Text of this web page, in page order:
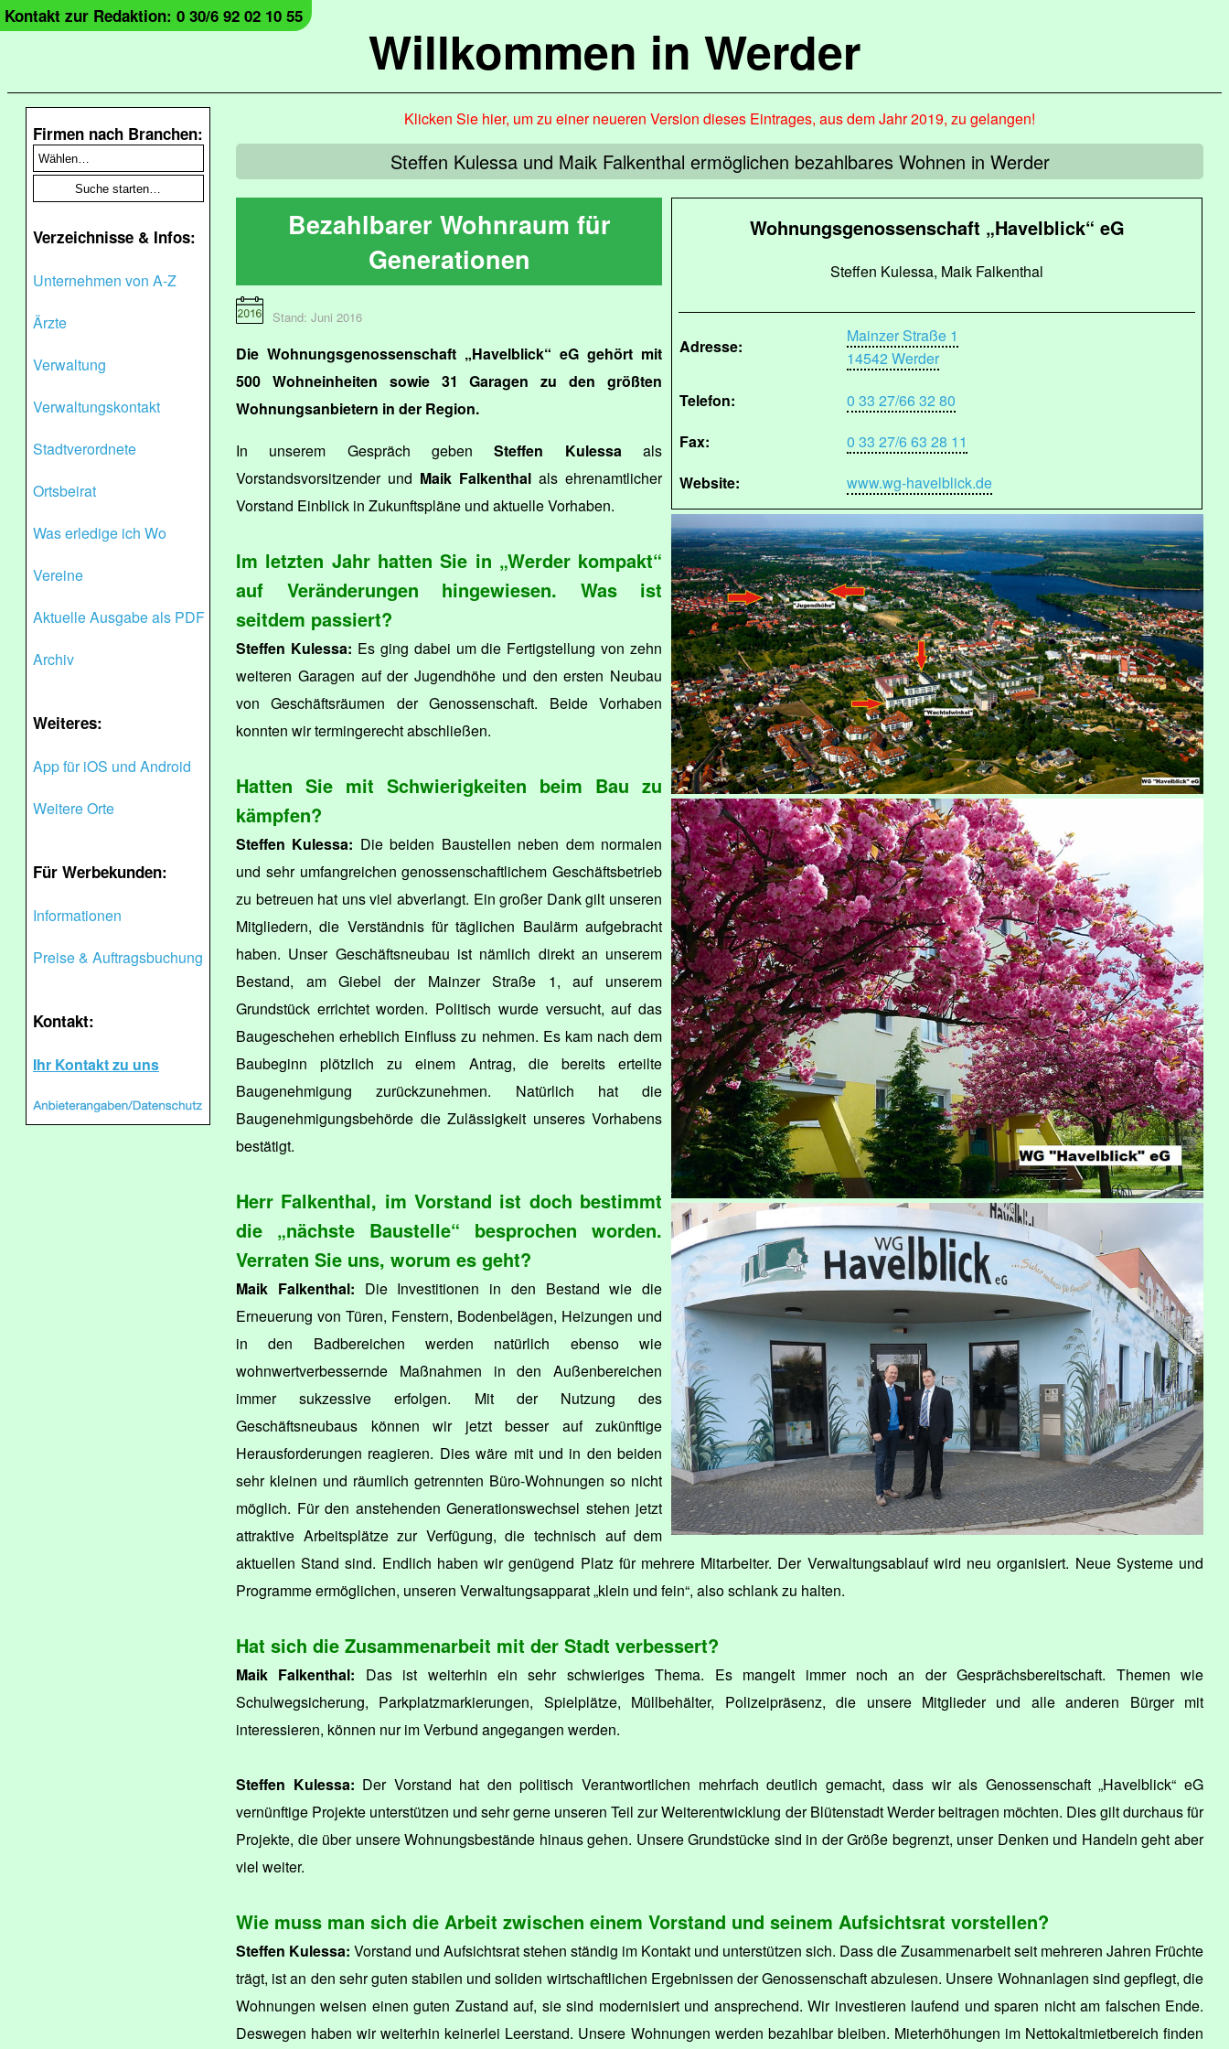
Willkommen in Werder
Kontakt zur Redaktion: 0 30/6 92 02 10 55
Firmen nach Branchen:
Verzeichnisse & Infos:
Unternehmen von A-Z
Ärzte
Verwaltung
Verwaltungskontakt
Stadtverordnete
Ortsbeirat
Was erledige ich Wo
Vereine
Aktuelle Ausgabe als PDF
Archiv
Weiteres:
App für iOS und Android
Weitere Orte
Für Werbekunden:
Informationen
Preise & Auftragsbuchung
Kontakt:
Ihr Kontakt zu uns
Klicken Sie hier, um zu einer neueren Version dieses Eintrages, aus dem Jahr 2019, zu gelangen!
Steffen Kulessa und Maik Falkenthal ermöglichen bezahlbares Wohnen in Werder
Wohnungsgenossenschaft „Havelblick“ eG
Steffen Kulessa, Maik Falkenthal
Adresse:
Mainzer Straße 1
14542 Werder
Telefon:
0 33 27/66 32 80
Fax:
0 33 27/6 63 28 11
Website:
www.wg-havelblick.de
Bezahlbarer Wohnraum für
Generationen
Stand: Juni 2016
Die Wohnungsgenossenschaft „Havelblick“ eG gehört mit
500 Wohneinheiten sowie 31 Garagen zu den größten
Wohnungsanbietern in der Region.
In unserem Gespräch gebenSteffen Kulessaals
Vorstandsvorsitzender und Maik Falkenthal als ehrenamtlicher
Vorstand Einblick in Zukunftspläne und aktuelle Vorhaben.
Im letzten Jahr hatten Sie in „Werder kompakt“
auf Veränderungen hingewiesen. Was ist
seitdem passiert?
Steffen Kulessa: Es ging dabei um die Fertigstellung von zehn
weiteren Garagen auf der Jugendhöhe und den ersten Neubau
von Geschäftsräumen der Genossenschaft. Beide Vorhaben
konnten wir termingerecht abschließen.
Hatten Sie mit Schwierigkeiten beim Bau zu
kämpfen?
Steffen Kulessa: Die beiden Baustellen neben dem normalen
und sehr umfangreichen genossenschaftlichem Geschäftsbetrieb
zu betreuen hat uns viel abverlangt. Ein großer Dank gilt unseren
Mitgliedern, die Verständnis für täglichen Baulärm aufgebracht
haben. Unser Geschäftsneubau ist nämlich direkt an unserem
Bestand, am Giebel der Mainzer Straße 1, auf unserem
Grundstück errichtet worden. Politisch wurde versucht, auf das
Baugeschehen erheblich Einfluss zu nehmen. Es kam nach dem
Baubeginn plötzlich zu einem Antrag, die bereits erteilte
Baugenehmigung zurückzunehmen. Natürlich hat die
Baugenehmigungsbehörde die Zulässigkeit unseres Vorhabens
bestätigt.
Herr Falkenthal, im Vorstand ist doch bestimmt
die „nächste Baustelle“ besprochen worden.
Verraten Sie uns, worum es geht?
Maik Falkenthal: Die Investitionen in den Bestand wie die
Erneuerung von Türen, Fenstern, Bodenbelägen, Heizungen und
in den Badbereichen werden natürlich ebenso wie
wohnwertverbessernde Maßnahmen in den Außenbereichen
immer sukzessive erfolgen. Mit der Nutzung des
Geschäftsneubaus können wir jetzt besser auf zukünftige
Herausforderungen reagieren. Dies wäre mit und in den beiden
sehr kleinen und räumlich getrennten Büro-Wohnungen so nicht
möglich. Für den anstehenden Generationswechsel stehen jetzt
attraktive Arbeitsplätze zur Verfügung, die technisch auf dem
aktuellen Stand sind. Endlich haben wir genügend Platz für mehrere Mitarbeiter. Der Verwaltungsablauf wird neu organisiert. Neue Systeme und
Programme ermöglichen, unseren Verwaltungsapparat „klein und fein“, also schlank zu halten.
Hat sich die Zusammenarbeit mit der Stadt verbessert?
Maik Falkenthal: Das ist weiterhin ein sehr schwieriges Thema. Es mangelt immer noch an der Gesprächsbereitschaft. Themen wie
Schulwegsicherung, Parkplatzmarkierungen, Spielplätze, Müllbehälter, Polizeipräsenz, die unsere Mitglieder und alle anderen Bürger mit
interessieren, können nur im Verbund angegangen werden.
Steffen Kulessa: Der Vorstand hat den politisch Verantwortlichen mehrfach deutlich gemacht, dass wir als Genossenschaft „Havelblick“ eG
vernünftige Projekte unterstützen und sehr gerne unseren Teil zur Weiterentwicklung der Blütenstadt Werder beitragen möchten. Dies gilt durchaus für
Projekte, die über unsere Wohnungsbestände hinaus gehen. Unsere Grundstücke sind in der Größe begrenzt, unser Denken und Handeln geht aber
viel weiter.
Wie muss man sich die Arbeit zwischen einem Vorstand und seinem Aufsichtsrat vorstellen?
Steffen Kulessa: Vorstand und Aufsichtsrat stehen ständig im Kontakt und unterstützen sich. Dass die Zusammenarbeit seit mehreren Jahren Früchte
trägt, ist an den sehr guten stabilen und soliden wirtschaftlichen Ergebnissen der Genossenschaft abzulesen. Unsere Wohnanlagen sind gepflegt, die
Wohnungen weisen einen guten Zustand auf, sie sind modernisiert und ansprechend. Wir investieren laufend und sparen nicht am falschen Ende.
Deswegen haben wir weiterhin keinerlei Leerstand. Unsere Wohnungen werden bezahlbar bleiben. Mieterhöhungen im Nettokaltmietbereich finden